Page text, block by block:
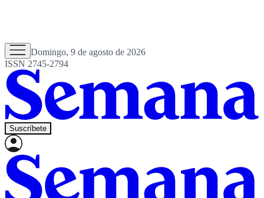
Domingo, 9 de agosto de 2026
ISSN 2745-2794
Suscríbete